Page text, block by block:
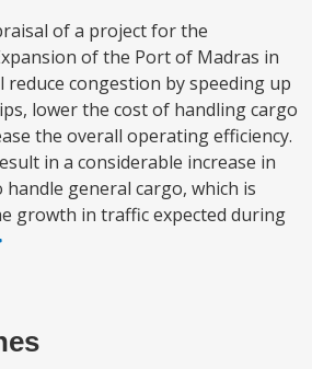
of a project for the
of the Port of Madras in
reduce congestion by speeding up
lower the cost of handling cargo
the overall operating efficiency.
in a considerable increase in
general cargo, which is
growth in traffic expected during